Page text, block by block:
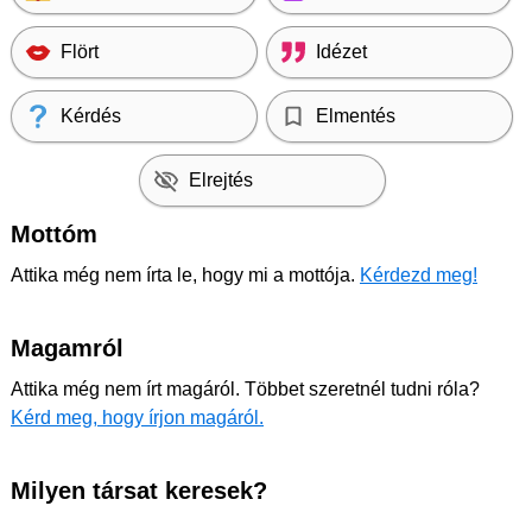
Flört Idézet
Kérdés Elmentés
Elrejtés
Mottóm
Attika még nem írta le, hogy mi a mottója. Kérdezd meg!
Magamról
Attika még nem írt magáról. Többet szeretnél tudni róla?
Kérd meg, hogy írjon magáról.
Milyen társat keresek?